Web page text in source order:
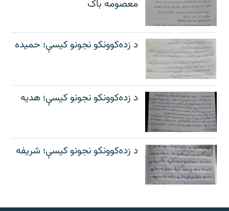
معصومه باک
د زده‌کوونکو نجونو کیسې؛ حمیده
د زده‌کوونکو نجونو کیسې؛ هدیه
د زده‌کوونکو نجونو کیسې؛ شریفه